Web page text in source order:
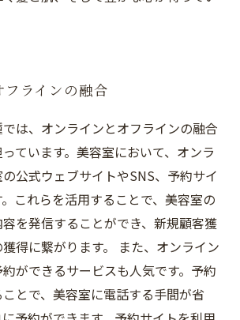
フラインの融合
は、オンラインとオフラインの融合
ています。美容室において、オンラ
公式ウェブサイトやSNS、予約サイ
これらを活用することで、美容室の
を発信することができ、新規顧客獲
得に繋がります。 また、オンライン
ができるサービスも人気です。予約
とで、美容室に電話する手間が省